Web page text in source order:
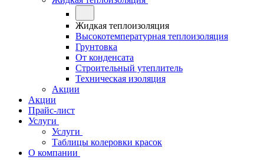
Жидкая теплоизоляция
Высокотемпературная теплоизоляция
Грунтовка
От конденсата
Строительный утеплитель
Техническая изоляция
Акции
Акции
Прайс-лист
Услуги
Услуги
Таблицы колеровки красок
О компании